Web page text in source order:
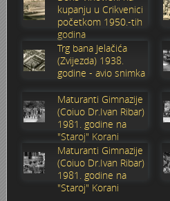
Stoljetna poplava 1939.
Tvornica potkivačkih
Boksački klub Velebit
Bijelo dugme
Autobusna stanica na
Auto cross
AMD Zanatlija
Mala scena 1987. - Le
Mala scena Hrvatskog
Marina Perazić, Davor
Maturanti Gimnazije
Motocross
NULA
Zavjet Petra Grgeca -
Škola plivanja Patkica
Mimohod 23. kolovoza
Ekonomska škola -
Dubravko Halovanić -
Crkva Sv. Doroteje -
Frizerski salon Gerber
Gimnazijska i
Karlovački fotograf Josip
Obitelj Klemenčić
Krešimir Botković -
kupanju u Crikvenici
početkom 1950.-tih
godina
Trg bana Jelačića
(Zvijezda) 1938.
godine - avio snimka
Maturanti Gimnazije
(Coiuo Dr.Ivan Ribar)
1981. godine na
"Staroj" Korani
Maturanti Gimnazije
(Coiuo Dr.Ivan Ribar)
1981. godine na
"Staroj" Korani